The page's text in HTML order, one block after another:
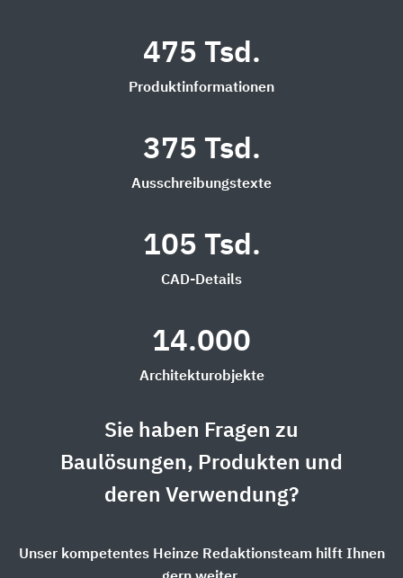
475 Tsd.
Produktinformationen
375 Tsd.
Ausschreibungstexte
105 Tsd.
CAD-Details
14.000
Architekturobjekte
Sie haben Fragen zu
Baulösungen, Produkten und
deren Verwendung?
Unser kompetentes Heinze Redaktionsteam hilft Ihnen